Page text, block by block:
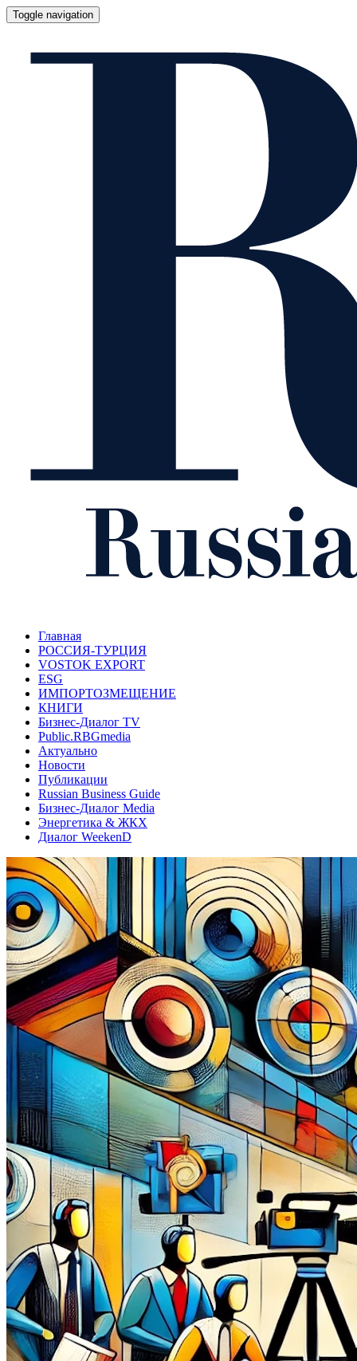
Toggle navigation
Главная
РОССИЯ-ТУРЦИЯ
VOSTOK EXPORT
ESG
ИМПОРТОЗМЕЩЕНИЕ
КНИГИ
Бизнес-Диалог TV
Public.RBGmedia
Актуально
Новости
Публикации
Russian Business Guide
Бизнес-Диалог Media
Энергетика & ЖКХ
Диалог WeekenD